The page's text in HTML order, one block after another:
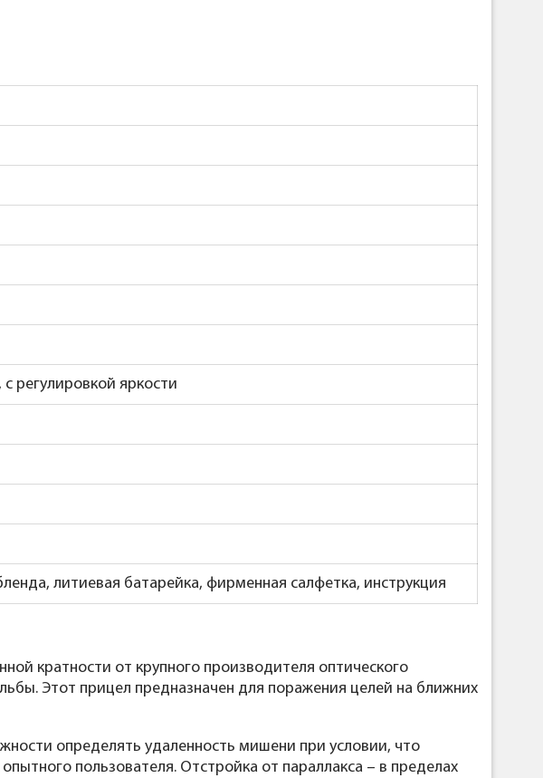
регулировкой яркости
литиевая батарейка, фирменная салфетка, инструкция
кратности от крупного производителя оптического
Этот прицел предназначен для поражения целей на ближних
определять удаленность мишени при условии, что
пользователя. Отстройка от параллакса – в пределах